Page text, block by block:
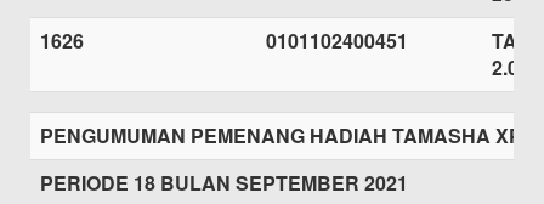
1626
0101102400451
PENGUMUMAN PEMENANG HADIAH TAMASHA
PERIODE 18 BULAN SEPTEMBER 2021